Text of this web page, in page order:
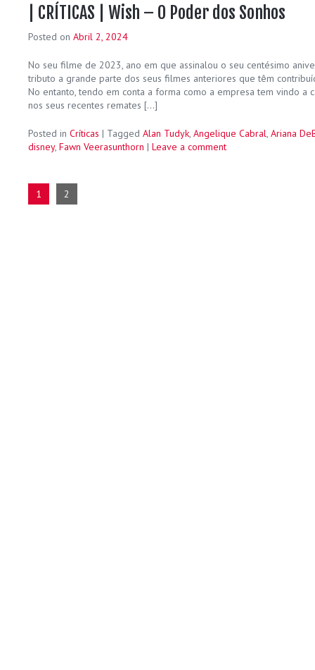
| CRÍTICAS | Wish – O Poder dos Sonhos
Posted on Abril 2, 2024
No seu filme de 2023, ano em que assinalou o seu centésimo
tributo a grande parte dos seus filmes anteriores que têm
No entanto, tendo em conta a forma como a empresa tem vindo a
nos seus recentes remates […]
Posted in Críticas | Tagged Alan Tudyk, Angelique Cabral, Ariana
disney, Fawn Veerasunthorn | Leave a comment
1 2